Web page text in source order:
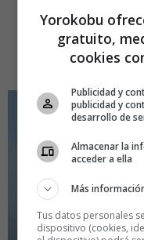
que te vuelve
Yorokobu
gratuito,
cookies
Publicidad y
publicidad y
desarrollo de
Almacenar la
acceder a ella
Más
Tus datos personales
dispositivo (cookies,